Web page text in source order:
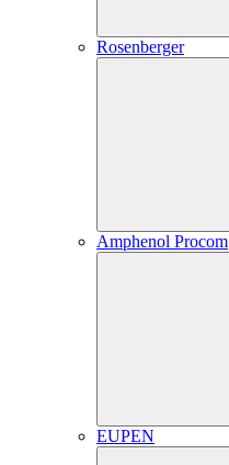
Rosenberger
Amphenol Procom
EUPEN